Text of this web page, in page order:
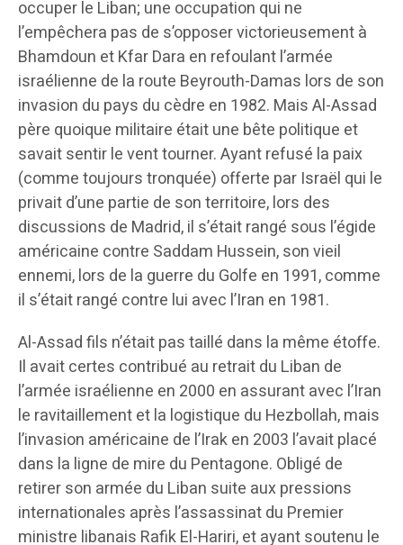
occuper le Liban; une occupation qui ne
l’empêchera pas de s’opposer victorieusement à
Bhamdoun et Kfar Dara en refoulant l’armée
israélienne de la route Beyrouth-Damas lors de son
invasion du pays du cèdre en 1982. Mais Al-Assad
père quoique militaire était une bête politique et
savait sentir le vent tourner. Ayant refusé la paix
(comme toujours tronquée) offerte par Israël qui le
privait d’une partie de son territoire, lors des
discussions de Madrid, il s’était rangé sous l’égide
américaine contre Saddam Hussein, son vieil
ennemi, lors de la guerre du Golfe en 1991, comme
il s’était rangé contre lui avec l’Iran en 1981.
Al-Assad fils n’était pas taillé dans la même étoffe.
Il avait certes contribué au retrait du Liban de
l’armée israélienne en 2000 en assurant avec l’Iran
le ravitaillement et la logistique du Hezbollah, mais
l’invasion américaine de l’Irak en 2003 l’avait placé
dans la ligne de mire du Pentagone. Obligé de
retirer son armée du Liban suite aux pressions
internationales après l’assassinat du Premier
ministre libanais Rafik El-Hariri, et ayant soutenu le